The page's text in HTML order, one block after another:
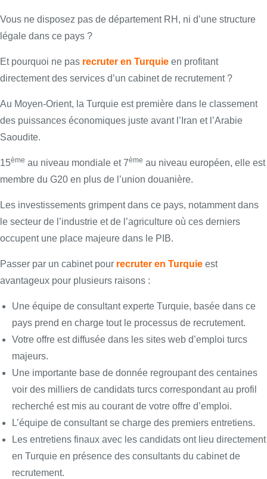
Vous ne disposez pas de département RH, ni d’une structure
légale dans ce pays ?
Et pourquoi ne pas recruter en Turquie en profitant
directement des services d’un cabinet de recrutement ?
Au Moyen-Orient, la Turquie est première dans le classement
des puissances économiques juste avant l’Iran et l’Arabie
Saoudite.
15ème au niveau mondiale et 7ème au niveau européen, elle est
membre du G20 en plus de l’union douanière.
Les investissements grimpent dans ce pays, notamment dans
le secteur de l’industrie et de l’agriculture où ces derniers
occupent une place majeure dans le PIB.
Passer par un cabinet pour recruter en Turquie est
avantageux pour plusieurs raisons :
Une équipe de consultant experte Turquie, basée dans ce
pays prend en charge tout le processus de recrutement.
Votre offre est diffusée dans les sites web d’emploi turcs
majeurs.
Une importante base de donnée regroupant des centaines
voir des milliers de candidats turcs correspondant au profil
recherché est mis au courant de votre offre d’emploi.
L’équipe de consultant se charge des premiers entretiens.
Les entretiens finaux avec les candidats ont lieu directement
en Turquie en présence des consultants du cabinet de
recrutement.